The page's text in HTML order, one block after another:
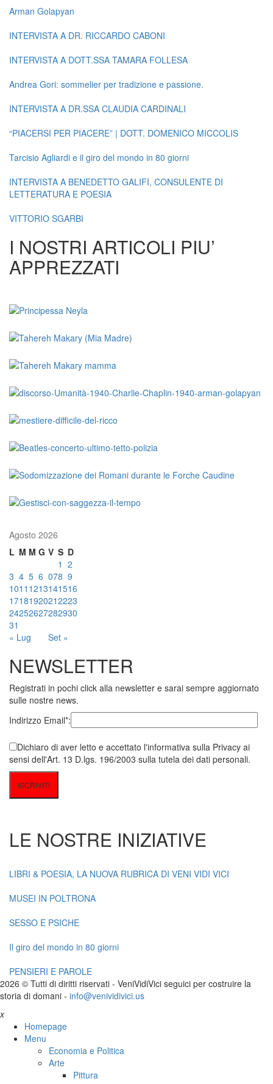
Arman Golapyan
INTERVISTA A DR. RICCARDO CABONI
INTERVISTA A DOTT.SSA TAMARA FOLLESA
Andrea Gori: sommelier per tradizione e passione.
INTERVISTA A DR.SSA CLAUDIA CARDINALI
“PIACERSI PER PIACERE” | DOTT. DOMENICO MICCOLIS
Tarcisio Agliardi e il giro del mondo in 80 giorni
INTERVISTA A BENEDETTO GALIFI, CONSULENTE DI
LETTERATURA E POESIA
VITTORIO SGARBI
I NOSTRI ARTICOLI PIU’
APPREZZATI
Agosto 2026
L M M G V S D
« Lug Set »
1 2
3 4 5 6 078 9
1011 1213141516
17181920212223
24252627282930
31
NEWSLETTER
Registrati in pochi click alla newsletter e sarai sempre aggiornato
sulle nostre news.
Indirizzo Email*:
Dichiaro di aver letto e accettato l'informativa sulla Privacy ai
sensi dell'Art. 13 D.lgs. 196/2003 sulla tutela dei dati personali.
LE NOSTRE INIZIATIVE
LIBRI & POESIA, LA NUOVA RUBRICA DI VENI VIDI VICI
MUSEI IN POLTRONA
SESSO E PSICHE
Il giro del mondo in 80 giorni
PENSIERI E PAROLE
2026 © Tutti di diritti riservati - VeniVidiVici seguici per costruire la
storia di domani - info@venividivici.us
x
Homepage
Menu
Economia e Politica
Arte
Pittura